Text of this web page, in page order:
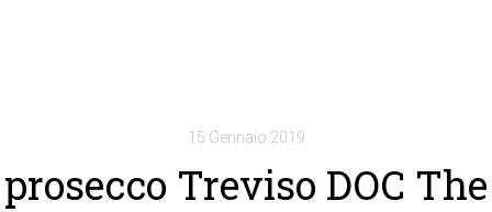
15 Gennaio 2019
prosecco Treviso DOC The